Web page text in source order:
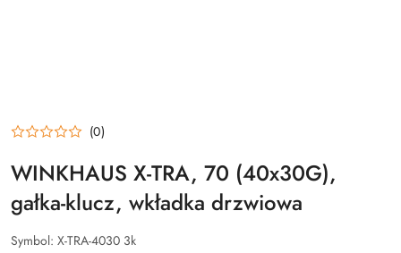
(0)
WINKHAUS X-TRA, 70 (40x30G),
gałka-klucz, wkładka drzwiowa
Symbol: X-TRA-4030 3k